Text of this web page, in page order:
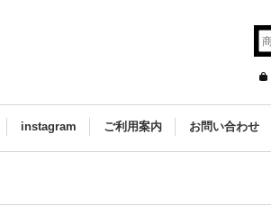
instagram ご利用案内 お問い合わせ